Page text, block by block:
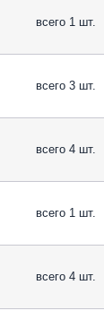
всего 1 шт.
всего 3 шт.
всего 4 шт.
всего 1 шт.
всего 4 шт.